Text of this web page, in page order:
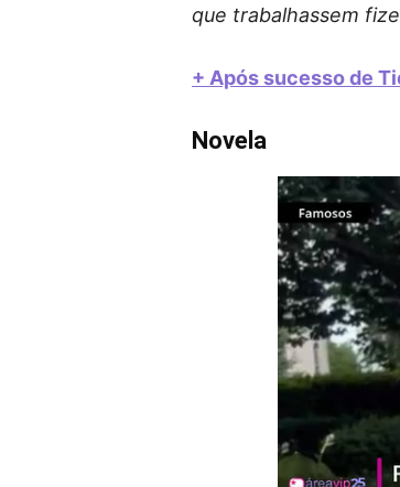
que trabalhassem
+ Após sucesso de
Novela